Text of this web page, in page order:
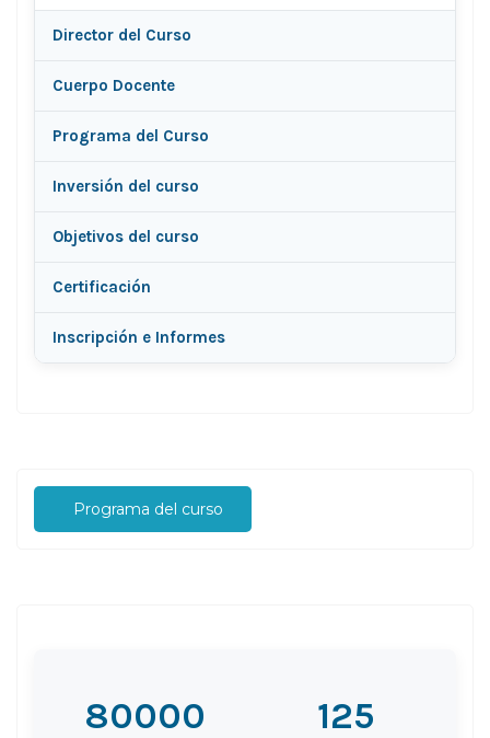
Director del Curso
Cuerpo Docente
Programa del Curso
Inversión del curso
Objetivos del curso
Certificación
Inscripción e Informes
Programa del curso
80000 125